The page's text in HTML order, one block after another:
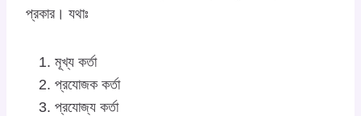
প্রকার। যথাঃ
মূখ্য কর্তা
প্রযোজক কর্তা
প্রযোজ্য কর্তা